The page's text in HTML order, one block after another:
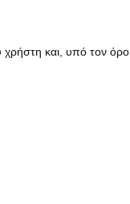
χρήστη και, υπό τον όρο